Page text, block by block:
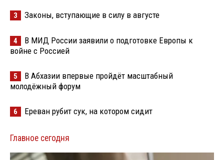
3 Законы, вступающие в силу в августе
4
В МИД России заявили о подготовке Европы к
войне с Россией
5
В Абхазии впервые пройдёт масштабный
молодёжный форум
6 Ереван рубит сук, на котором сидит
Главное сегодня